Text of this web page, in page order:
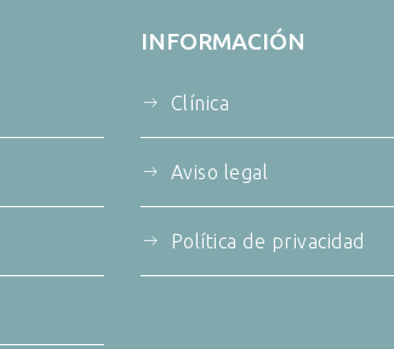
INFORMACIÓN
Clínica
Aviso legal
Política de privacidad